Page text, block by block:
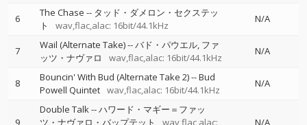
6 The Chase -- タッド・ダメロン・セクステッ
ト
wav,flac,alac: 16bit/44.1kHz
N/A
7 Wail (Alternate Take)--バド・パウエル ファ
ッツ・ナヴァロ
wav,flac,alac: 16bit/44.1kHz
N/A
8 Bouncin' With Bud (Alternate Take 2)--Bud
Powell Quintet wav,flac,alac: 16bit/44.1kHz
N/A
9
Double Talk--ハワード・マギー＝ファッ
ツ・ナヴァロ・バップテット
wav,flac,alac:
N/A